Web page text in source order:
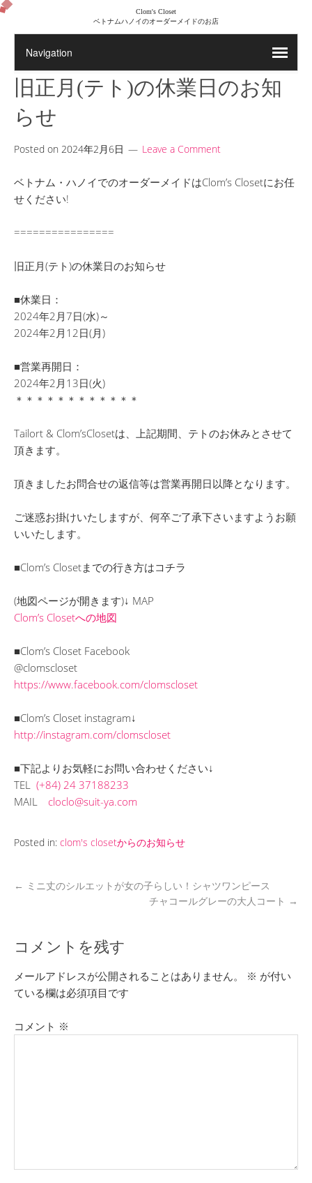
Clom's Closet
ベトナムハノイのオーダーメイドのお店
旧正月(テト)の休業日のお知
らせ
Posted on 2024年2月6日 Leave a Comment
ベトナム・ハノイでのオーダーメイドはClom’s Closetにお任
せください!
================
旧正月(テト)の休業日のお知らせ
■休業日：
2024年2月7日(水)～
2024年2月12日(月)
■営業再開日：
2024年2月13日(火)
＊＊＊＊＊＊＊＊＊＊＊＊
Tailort & Clom’sClosetは、上記期間、テトのお休みとさせて
頂きます。
頂きましたお問合せの返信等は営業再開日以降となります。
ご迷惑お掛けいたしますが、何卒ご了承下さいますようお願
いいたします。
■Clom’s Closetまでの行き方はコチラ
(地図ページが開きます)↓ MAP
Clom’s Closetへの地図
■Clom’s Closet Facebook
@clomscloset
https://www.facebook.com/clomscloset
■Clom’s Closet instagram↓
http://instagram.com/clomscloset
■下記よりお気軽にお問い合わせください↓
TEL (+84) 24 37188233
MAIL cloclo@suit-ya.com
Posted in: clom's closetからのお知らせ
← ミニ丈のシルエットが女の子らしい！シャツワンピース
チャコールグレーの大人コート →
コメントを残す
メールアドレスが公開されることはありません。 ※ が付い
ている欄は必須項目です
コメント ※